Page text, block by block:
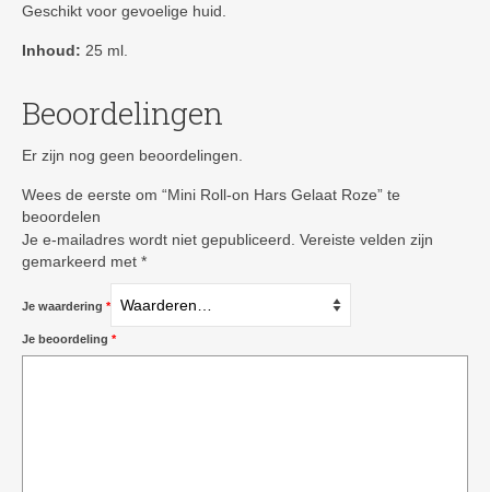
Geschikt voor gevoelige huid.
Inhoud: 25 ml.
Beoordelingen
Er zijn nog geen beoordelingen.
Wees de eerste om “Mini Roll-on Hars Gelaat Roze” te
beoordelen
Je e-mailadres wordt niet gepubliceerd. Vereiste velden zijn
gemarkeerd met *
Je waardering *
Je beoordeling *